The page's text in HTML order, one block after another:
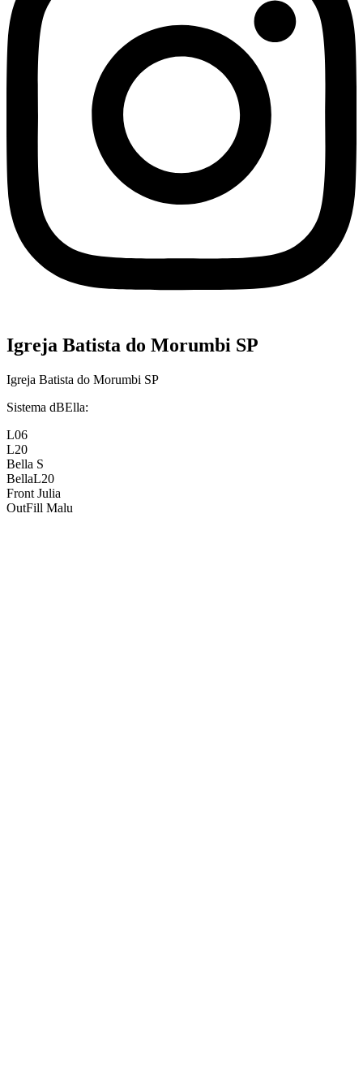
Igreja Batista do Morumbi SP
Igreja Batista do Morumbi SP
Sistema dBElla:
L06
L20
Bella S
BellaL20
Front Julia
OutFill Malu